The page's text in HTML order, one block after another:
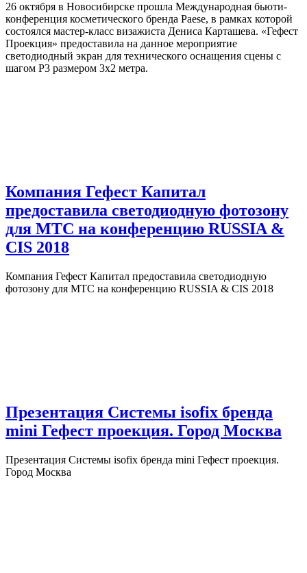
26 октября в Новосибирске прошла Международная бьюти-
конференция косметического бренда Paese, в рамках которой
состоялся мастер-класс визажиста Дениса Карташева. «Гефест
Проекция» предоставила на данное мероприятие
светодиодный экран для технического оснащения сцены с
шагом P3 размером 3х2 метра.
Компания Гефест Капитал
предоставила светодиодную фотозону
для МТС на конференцию RUSSIA &
CIS 2018
Компания Гефест Капитал предоставила светодиодную
фотозону для МТС на конференцию RUSSIA & CIS 2018
Презентация Системы isofix бренда
mini Гефест проекция. Город Москва
Презентация Системы isofix бренда mini Гефест проекция.
Город Москва